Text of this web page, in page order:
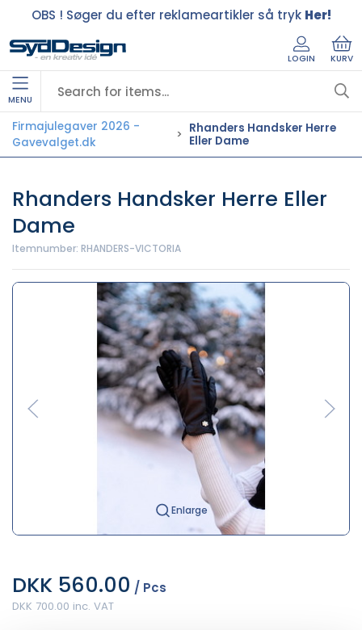
OBS ! Søger du efter reklameartikler så tryk Her!
LOGIN KURV
MENU
Firmajulegaver 2026 -
Gavevalget.dk
Rhanders Handsker Herre
Eller Dame
Rhanders Handsker Herre Eller
Dame
Itemnumber: RHANDERS-VICTORIA
Enlarge
DKK 560.00 / Pcs
DKK 700.00 inc. VAT